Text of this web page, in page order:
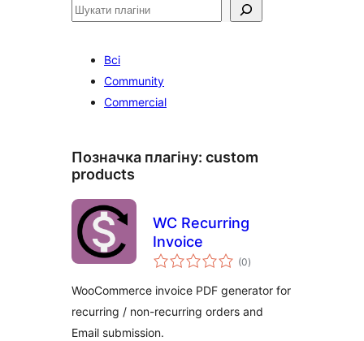
Пошук
Всі
Community
Commercial
Позначка плагіну: custom
products
WC Recurring
Invoice
(0загальний
рейтинг
)
WooCommerce invoice PDF generator for
recurring / non-recurring orders and
Email submission.